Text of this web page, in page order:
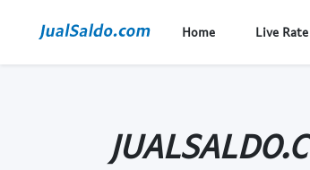
Home Live Rate